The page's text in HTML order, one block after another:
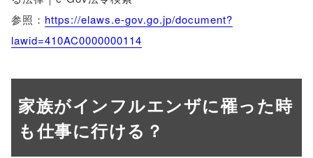
参照： https://elaws.e-gov.go.jp/document?
lawid=410AC0000000114
家族がインフルエンザに罹った時
も仕事に行ける？